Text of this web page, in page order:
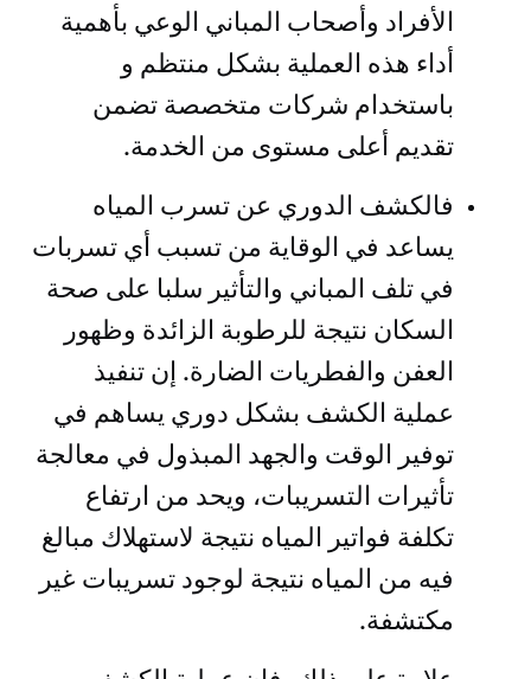
الأفراد وأصحاب المباني الوعي بأهمية
أداء هذه العملية بشكل منتظم و
باستخدام شركات متخصصة تضمن
تقديم أعلى مستوى من الخدمة.
فالكشف الدوري عن تسرب المياه
يساعد في الوقاية من تسبب أي تسربات
في تلف المباني والتأثير سلبا على صحة
السكان نتيجة للرطوبة الزائدة وظهور
العفن والفطريات الضارة. إن تنفيذ
عملية الكشف بشكل دوري يساهم في
توفير الوقت والجهد المبذول في معالجة
تأثيرات التسريبات، ويحد من ارتفاع
تكلفة فواتير المياه نتيجة لاستهلاك مبالغ
فيه من المياه نتيجة لوجود تسريبات غير
مكتشفة.